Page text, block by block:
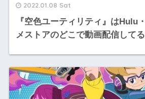
2022.01.08 Sat
『空色ユーティリティ』はHulu
メストアのどこで動画配信してる